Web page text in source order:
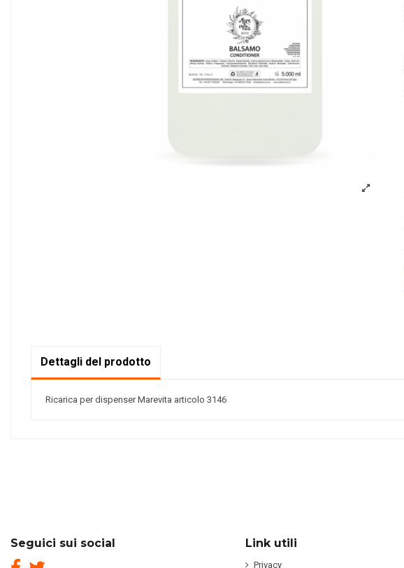
Dettagli del prodotto
Ricarica per dispenser Marevita articolo 3146
Seguici sui social Link utili
Privacy